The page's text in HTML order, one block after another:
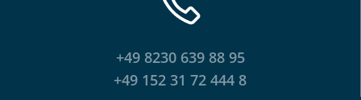
+49 8230 639 88 95
+49 152 31 72 444 8